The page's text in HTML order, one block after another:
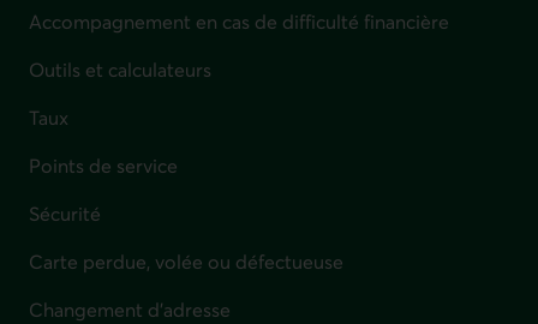
Accompagnement en cas de difficulté financière
Outils et calculateurs
Taux
Points de service
Sécurité
Carte perdue, volée ou défectueuse
Changement d'adresse